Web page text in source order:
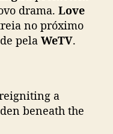
o
s
e
d
”
drama. Love
no próximo
pela WeTV.
a
beneath the